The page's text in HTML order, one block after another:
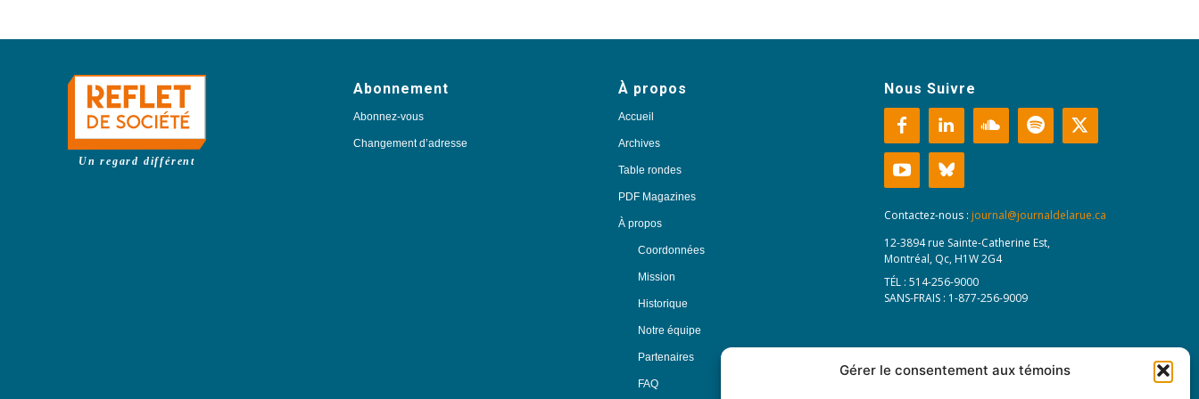
Gérer le consentement aux témoins
Un regard différent
Abonnement
Abonnez-vous
Changement d’adresse
À propos
Accueil
Archives
Table rondes
PDF Magazines
À propos
Coordonnées
Mission
Historique
Notre équipe
Partenaires
FAQ
Nous Suivre
Contactez-nous : journal@journaldelarue.ca
12-3894 rue Sainte-Catherine Est,
Montréal, Qc, H1W 2G4
TÉL : 514-256-9000
SANS-FRAIS : 1-877-256-9009